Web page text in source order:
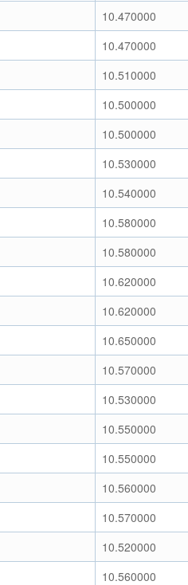
10.470000
10.470000
10.510000
10.500000
10.500000
10.530000
10.540000
10.580000
10.580000
10.620000
10.620000
10.650000
10.570000
10.530000
10.550000
10.550000
10.560000
10.570000
10.520000
10.560000